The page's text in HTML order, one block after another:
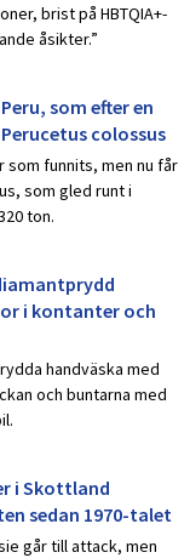
brist på HBTQIA+-
åsikter.”
som efter en
colossus
som funnits, men nu får
som gled runt i
ton.
i kontanter och
handväska med
och buntarna med
i Skottland
sedan 1970-talet
går till attack, men